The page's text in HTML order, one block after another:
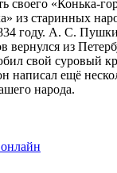
своего «Конька-
из старинных
году. А. С.
вернулся из
свой суровый
написал ещё
народа.